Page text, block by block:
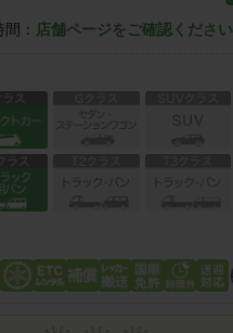
： 店舗ページをご確認ください